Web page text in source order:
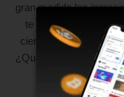
gran medida los
te permite aumentar
cientos de veces sin
¿Quieres más? Ten
para